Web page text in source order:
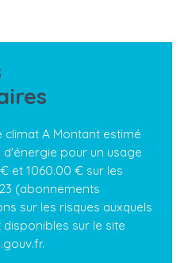
climat A Montant estimé
pour un usage
et 1060.00 € sur les
(abonnements
sur les risques auxquels
sur le site